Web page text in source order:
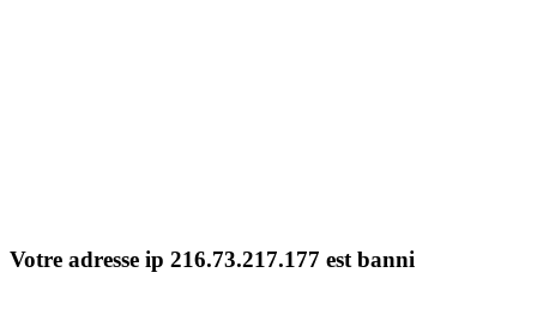
Votre adresse ip 216.73.217.177 est banni